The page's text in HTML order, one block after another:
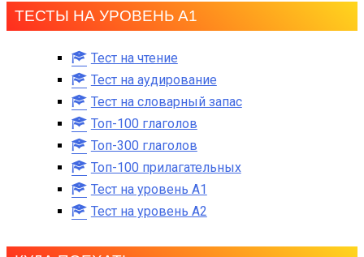
ТЕСТЫ НА УРОВЕНЬ А1
Тест на чтение
Тест на аудирование
Тест на словарный запас
Топ-100 глаголов
Топ-300 глаголов
Топ-100 прилагательных
Тест на уровень A1
Тест на уровень A2